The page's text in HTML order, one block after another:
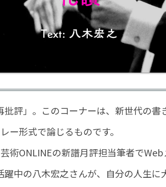
評」。このコーナーは、新世代の書
ー形式で論じるものです。
術ONLINEの新譜月評担当筆者でWeb
中の八木宏之さんが、自分の人生に